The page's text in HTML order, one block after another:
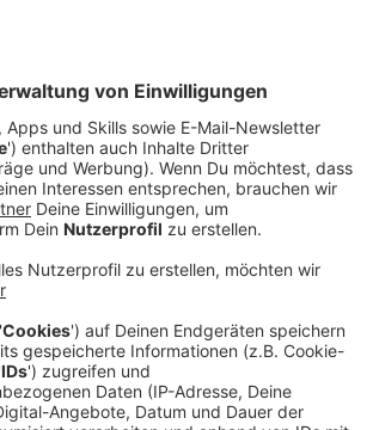
freuen.
der Einrichtung die Gelegenheit mal
Minute".
02.07.2026 11:54
ganze Familie
am Reittherapiezentrum Stadtlohn